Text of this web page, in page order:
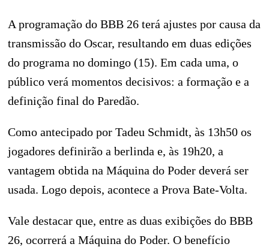
A programação do BBB 26 terá ajustes por causa da
transmissão do Oscar, resultando em duas edições
do programa no domingo (15). Em cada uma, o
público verá momentos decisivos: a formação e a
definição final do Paredão.
Como antecipado por Tadeu Schmidt, às 13h50 os
jogadores definirão a berlinda e, às 19h20, a
vantagem obtida na Máquina do Poder deverá ser
usada. Logo depois, acontece a Prova Bate-Volta.
Vale destacar que, entre as duas exibições do BBB
26, ocorrerá a Máquina do Poder. O benefício